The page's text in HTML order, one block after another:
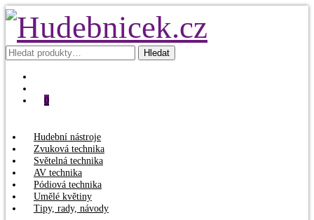
Hledat: Hledat
0
Hudební nástroje
Zvuková technika
Světelná technika
AV technika
Pódiová technika
Umělé květiny
Tipy, rady, návody